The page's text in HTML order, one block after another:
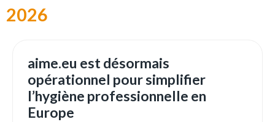
2026
aime.eu est désormais
opérationnel pour simplifier
l’hygiène professionnelle en
Europe